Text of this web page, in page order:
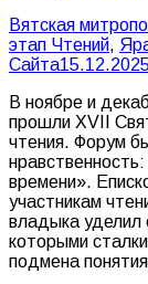
Вятская
этап Чтений,
Сайта
В ноябре и
прошли XVII
чтения. Форум
времени».
участникам
владыка уделил
которыми
подмена